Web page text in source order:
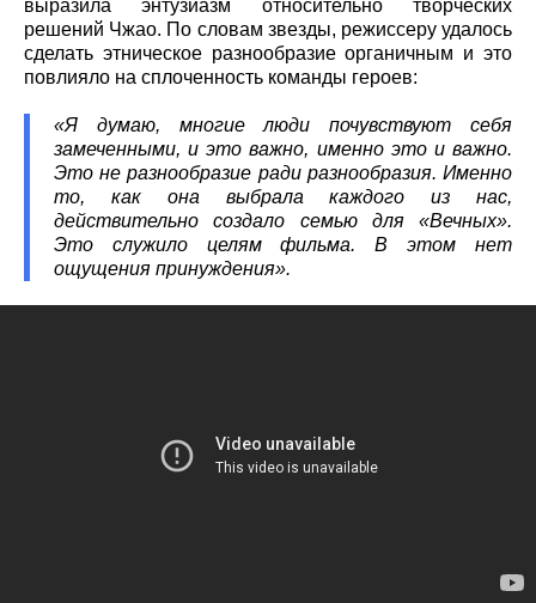
выразила энтузиазм относительно творческих
решений Чжао. По словам звезды, режиссеру удалось
сделать этническое разнообразие органичным и это
повлияло на сплоченность команды героев:
«Я думаю, многие люди почувствуют себя
замеченными, и это важно, именно это и важно.
Это не разнообразие ради разнообразия. Именно
то, как она выбрала каждого из нас,
действительно создало семью для «Вечных».
Это служило целям фильма. В этом нет
ощущения принуждения».